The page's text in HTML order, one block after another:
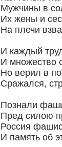
Мужчины в
Их жены и
На плечи
И каждый
И множество
Но верил в
Сражался,
Познали
Пред силою
Россия
И память об